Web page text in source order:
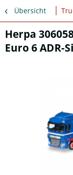
Übersicht
Herpa
Euro 6 ADR-